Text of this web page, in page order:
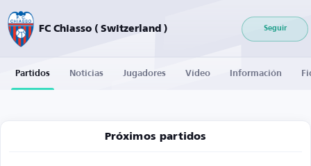
FC Chiasso ( Switzerland ) Seguir
Partidos Noticias Jugadores Vídeo Información
Próximos partidos